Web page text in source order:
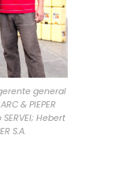
general
& PIEPER
Hebert
S.A.